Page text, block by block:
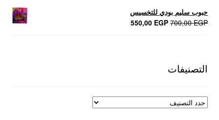
600,00 EGP.
520,00 EGP.
حبوب سليم بودي للتخسيس
700,00EGP
السعر550,00 EGP
السعر
التصنيفات